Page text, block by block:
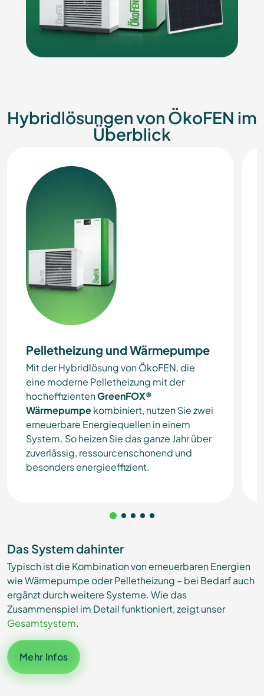
Hybridlösungen von ÖkoFEN im
Überblick
Pelletheizung und Wärmepumpe
Mit der Hybridlösung von ÖkoFEN, die
eine moderne Pelletheizung mit der
hocheffizientenGreenFOX®
Wärmepumpekombiniert, nutzen Sie zwei
erneuerbare Energiequellen in einem
System. So heizen Sie das ganze Jahr über
zuverlässig, ressourcenschonend und
besonders energieeffizient.
Das System dahinter
Typisch ist die Kombination von erneuerbaren Energien
wie Wärmepumpe oder Pelletheizung – bei Bedarf auch
ergänzt durch weitere Systeme. Wie das
Zusammenspiel im Detail funktioniert, zeigt unser
Gesamtsystem.
Mehr Infos